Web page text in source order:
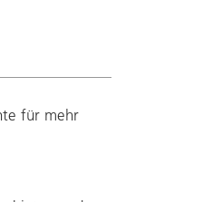
für mehr